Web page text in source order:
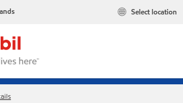
Select location